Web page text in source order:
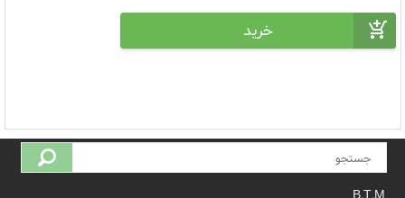
B.T.M